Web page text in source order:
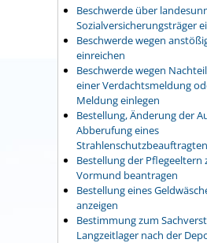
Beschwerde über
Sozialversicherungsträger
Beschwerde wegen
einreichen
Beschwerde wegen
einer Verdachtsmeldung
Meldung einlegen
Bestellung, Änderung der
Abberufung eines
Bestellung der Pflegeeltern
Vormund beantragen
Bestellung eines
anzeigen
Bestimmung zum
Langzeitlager nach der